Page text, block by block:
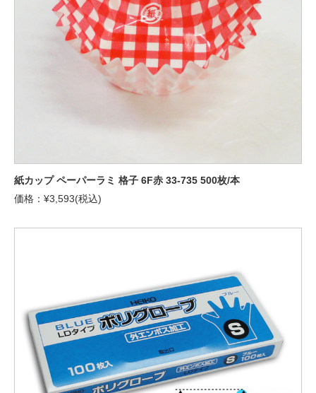
紙カップ ペーパーラミ 格子 6F赤 33-735 500枚/本
価格：¥3,593(税込)